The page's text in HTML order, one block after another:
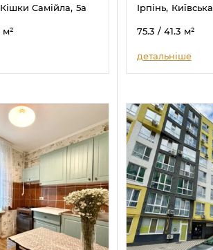
Кішки Самійла, 5а
м²
Ірпінь, Київська
75.3 / 41.3 м²
детальніше